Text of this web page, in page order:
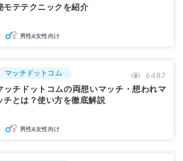
モテテクニックを紹介
男性&女性向け
マッチドットコム 6487
ッチドットコムの両想いマッチ・想われマ
チとは？使い方を徹底解説
男性&女性向け